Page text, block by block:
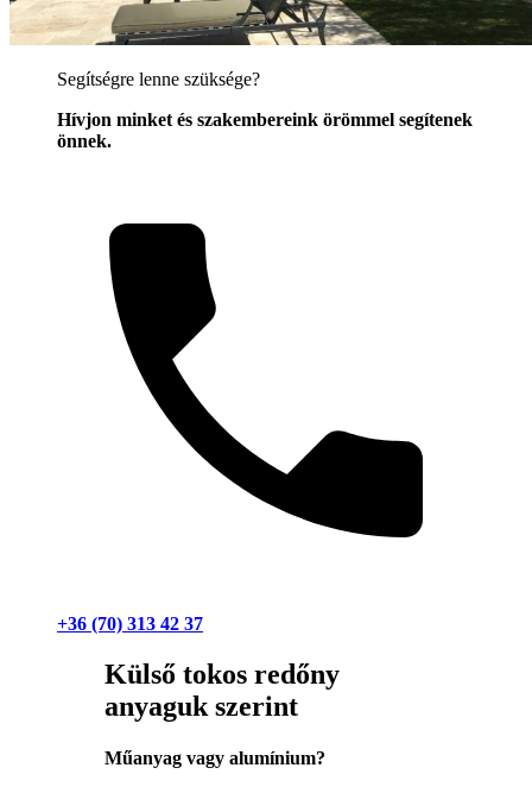
Segítségre lenne szüksége?
Hívjon minket és szakembereink örömmel segítenek
önnek.
+36 (70) 313 42 37
Külső tokos redőny
anyaguk szerint
Műanyag vagy alumínium?